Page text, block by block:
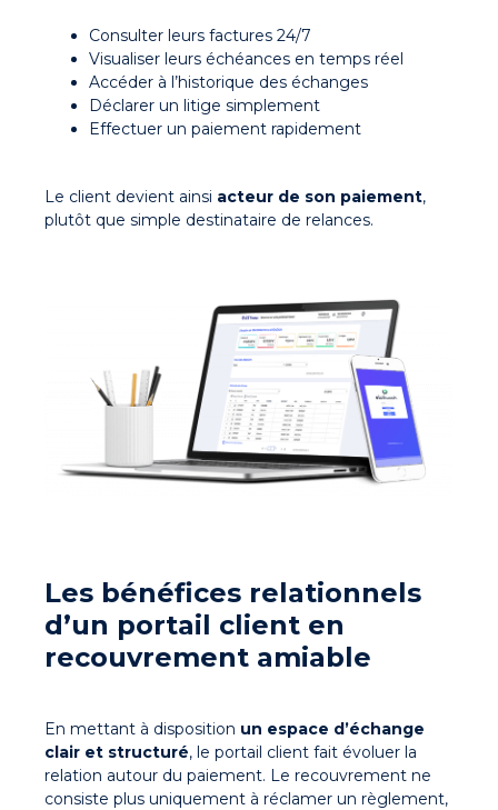
Consulter leurs factures 24/7
Visualiser leurs échéances en temps réel
Accéder à l’historique des échanges
Déclarer un litige simplement
Effectuer un paiement rapidement
Le client devient ainsi acteur de son paiement,
plutôt que simple destinataire de relances.
Les bénéfices relationnels
d’un portail client en
recouvrement amiable
En mettant à disposition un espace d’échange
clair et structuré, le portail client fait évoluer la
relation autour du paiement. Le recouvrement ne
consiste plus uniquement à réclamer un règlement,